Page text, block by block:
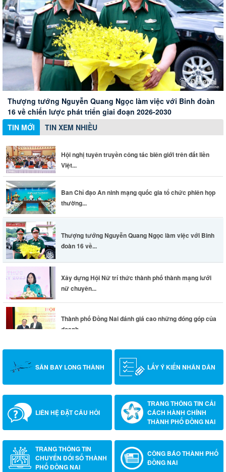
TIN MỚI TIN XEM NHIỀU
Hội nghị tuyên truyền công tác biên giới trên đất liền Việt
Nam - Campuchia
Ban Chỉ đạo An ninh mạng quốc gia tổ chức phiên họp
thường kỳ
Thượng tướng Nguyễn Quang Ngọc làm việc với Binh đoàn
16 về chiến lược phát triển giai đoạn 2026-2030
Xây dựng Hội Nữ trí thức thành phố thành mạng lưới nữ
chuyên gia chất lượng
Thành phố Đồng Nai đánh giá cao những đóng góp của
doanh nghiệp Đức
Hội nghị tuyên truyền công tác biên giới trên đất liền
Việt...
Ban Chỉ đạo An ninh mạng quốc gia tổ chức phiên họp
thường...
Thượng tướng Nguyễn Quang Ngọc làm việc với Binh
đoàn 16 về...
Xây dựng Hội Nữ trí thức thành phố thành mạng lưới
nữ chuyên...
Thành phố Đồng Nai đánh giá cao những đóng góp của
doanh...
SÂN BAY LONG THÀNH LẤY Ý KIẾN NHÂN DÂN
LIÊN HỆ ĐẶT CÂU HỎI
TRANG THÔNG TIN CẢI
CÁCH HÀNH CHÍNH
THÀNH PHỐ ĐỒNG NAI
TRANG THÔNG TIN
CHUYỂN ĐỔI SỐ THÀNH
PHỐ ĐỒNG NAI
CÔNG BÁO THÀNH PHỐ
ĐỒNG NAI